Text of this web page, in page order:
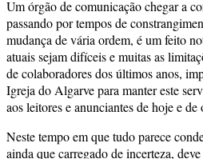
Um órgão de comunicação chegar a
passando por tempos de
mudança de vária ordem, é um feito
atuais sejam difíceis e muitas as
de colaboradores dos últimos anos,
Igreja do Algarve para manter este
aos leitores e anunciantes de hoje e de
Neste tempo em que tudo parece
ainda que carregado de incerteza,